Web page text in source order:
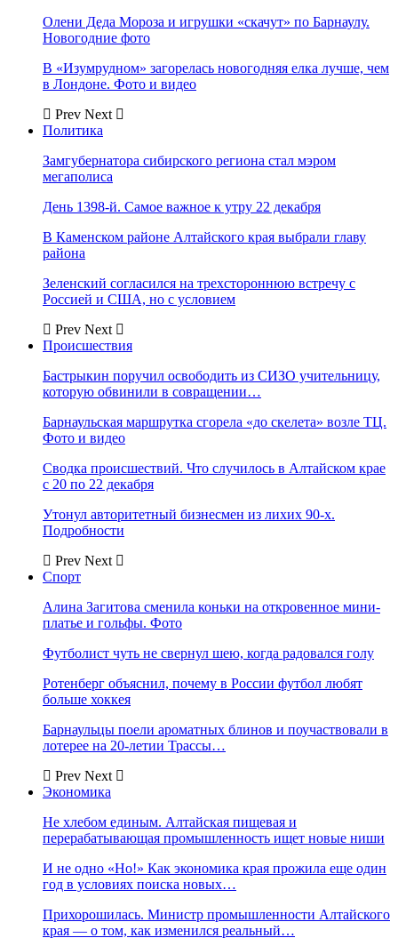
Олени Деда Мороза и игрушки «скачут» по Барнаулу.
Новогодние фото
В «Изумрудном» загорелась новогодняя елка лучше, чем
в Лондоне. Фото и видео
Prev Next
Политика
Замгубернатора сибирского региона стал мэром
мегаполиса
День 1398-й. Самое важное к утру 22 декабря
В Каменском районе Алтайского края выбрали главу
района
Зеленский согласился на трехстороннюю встречу с
Россией и США, но с условием
Prev Next
Происшествия
Бастрыкин поручил освободить из СИЗО учительницу,
которую обвинили в совращении…
Барнаульская маршрутка сгорела «до скелета» возле ТЦ.
Фото и видео
Сводка происшествий. Что случилось в Алтайском крае
с 20 по 22 декабря
Утонул авторитетный бизнесмен из лихих 90-х.
Подробности
Prev Next
Спорт
Алина Загитова сменила коньки на откровенное мини-
платье и гольфы. Фото
Футболист чуть не свернул шею, когда радовался голу
Ротенберг объяснил, почему в России футбол любят
больше хоккея
Барнаульцы поели ароматных блинов и поучаствовали в
лотерее на 20-летии Трассы…
Prev Next
Экономика
Не хлебом единым. Алтайская пищевая и
перерабатывающая промышленность ищет новые ниши
И не одно «Но!» Как экономика края прожила еще один
год в условиях поиска новых…
Прихорошилась. Министр промышленности Алтайского
края — о том, как изменился реальный…